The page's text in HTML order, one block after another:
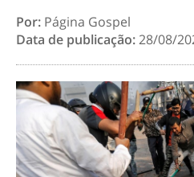
Por: Página Gospel
Data de publicação:28/08/